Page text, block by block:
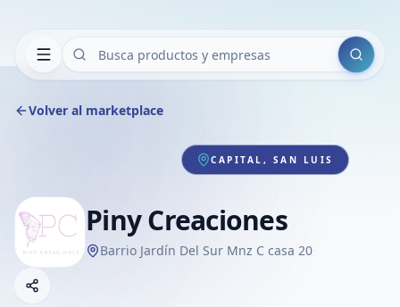
Buscar
Volver al marketplace
CAPITAL, SAN LUIS
Piny Creaciones
Barrio Jardín Del Sur Mnz C casa 20
Compartir empresa